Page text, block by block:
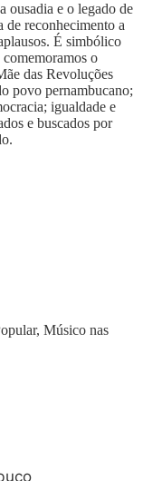
ousadia e o legado de
de reconhecimento a
É simbólico
o
das Revoluções
povo pernambucano;
igualdade e
e buscados por
Músico nas